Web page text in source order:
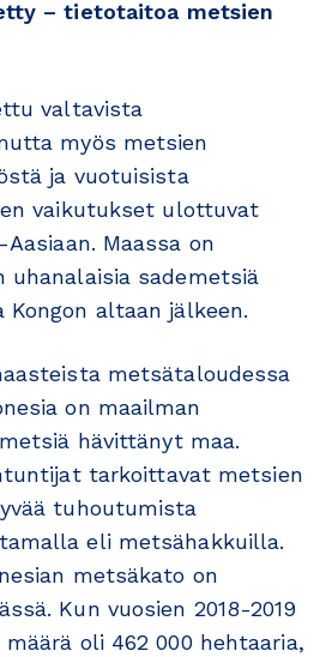
– tietotaitoa metsien
valtavista
myös metsien
ja vuotuisista
vaikutukset ulottuvat
Maassa on
uhanalaisia sademetsiä
Kongon altaan jälkeen.
metsätaloudessa
on maailman
hävittänyt maa.
tarkoittavat metsien
tuhoutumista
eli metsähakkuilla.
metsäkato on
Kun vuosien 2018-2019
oli 462 000 hehtaaria,